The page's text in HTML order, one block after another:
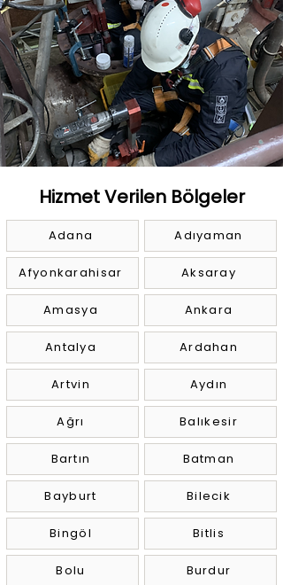
Hizmet Verilen Bölgeler
Adana
Afyonkarahisar
Amasya
Antalya
Artvin
Ağrı
Bartın
Bayburt
Bingöl
Bolu
Adıyaman
Aksaray
Ankara
Ardahan
Aydın
Balıkesir
Batman
Bilecik
Bitlis
Burdur